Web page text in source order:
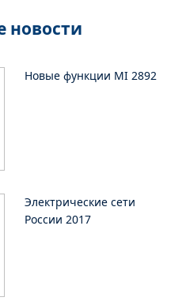
новости
Новые функции MI 2892
Электрические сети
России 2017